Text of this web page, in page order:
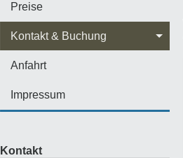
Preise
Kontakt & Buchung
Anfahrt
Impressum
Kontakt